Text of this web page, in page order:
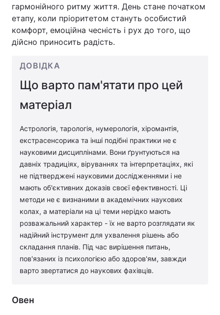
Україна
Економіка Світ
Техно і зв'язок
Зброя
Цікавинки Погода
Екологія Регіони
Лонгріди
Відео з Youtube Статті
Інтерв'ю Думки
Архів Вакансії
Послуги
гармонійного ритму життя. День стане початком
етапу, коли пріоритетом стануть особистий
комфорт, емоційна чесність і рух до того, що
дійсно приносить радість.
ДОВІДКА
Що варто пам'ятати про цей
матеріал
Астрологія, тарологія, нумерологія, хіромантія,
екстрасенсорика та інші подібні практики не є
науковими дисциплінами. Вони ґрунтуються на
давніх традиціях, віруваннях та інтерпретаціях, які
не підтверджені науковими дослідженнями і не
мають об'єктивних доказів своєї ефективності. Ці
методи не є визнаними в академічних наукових
колах, а матеріали на ці теми нерідко мають
розважальний характер - їх не варто розглядати як
надійний інструмент для ухвалення рішень або
складання планів. Під час вирішення питань,
пов'язаних із психологією або здоров'ям, завжди
варто звертатися до наукових фахівців.
Овен